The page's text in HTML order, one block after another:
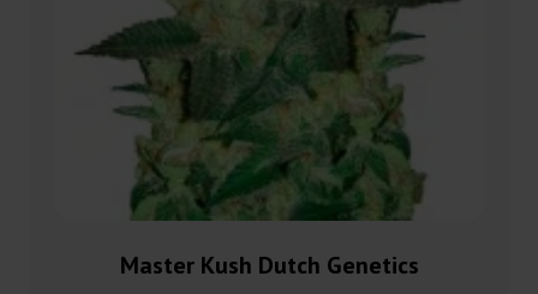
Master Kush Dutch Genetics